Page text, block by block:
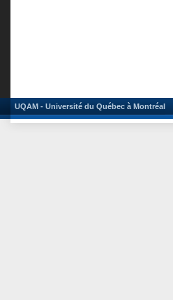
UQAM - Université du Québec à Montréal